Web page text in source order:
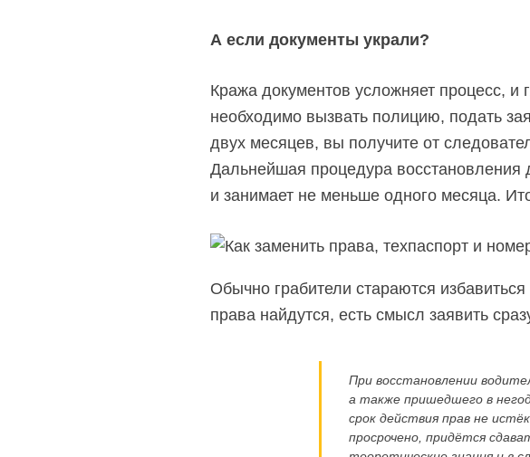
А если документы украли?
Кража документов усложняет процесс,
необходимо вызвать полицию, подать
двух месяцев, вы получите от
Дальнейшая процедура восстановления
и занимает не меньше одного месяца.
Обычно грабители стараются
права найдутся, есть смысл заявить
При восстановлении
а также пришедшего в
срок действия прав не
просрочено, придётся